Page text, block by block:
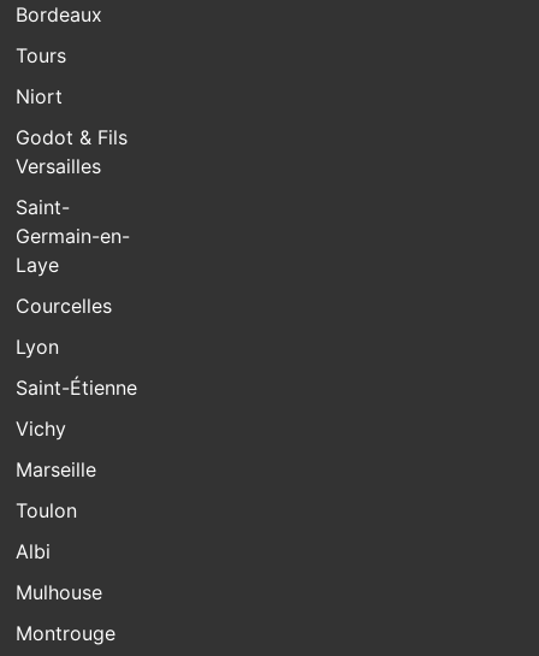
Bordeaux
Tours
Niort
Godot & Fils
Versailles
Saint-
Germain-en-
Laye
Courcelles
Lyon
Saint-Étienne
Vichy
Marseille
Toulon
Albi
Mulhouse
Montrouge